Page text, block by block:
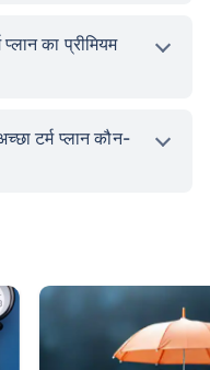
का प्रीमियम
टर्म प्लान कौन-